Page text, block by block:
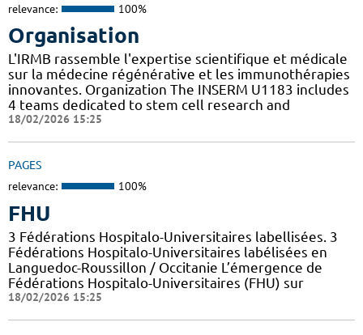
relevance: 100%
Organisation
L'IRMB rassemble l'expertise scientifique et médicale
sur la médecine régénérative et les immunothérapies
innovantes. Organization The INSERM U1183 includes
4 teams dedicated to stem cell research and
18/02/2026 15:25
PAGES
relevance: 100%
FHU
3 Fédérations Hospitalo-Universitaires labellisées. 3
Fédérations Hospitalo-Universitaires labélisées en
Languedoc-Roussillon / Occitanie L’émergence de
Fédérations Hospitalo-Universitaires (FHU) sur
18/02/2026 15:25